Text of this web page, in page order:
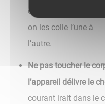
dans la précipitation
on les colle l’une à
l’autre.
Ne pas toucher le
l’appareil délivre le
courant irait dans le